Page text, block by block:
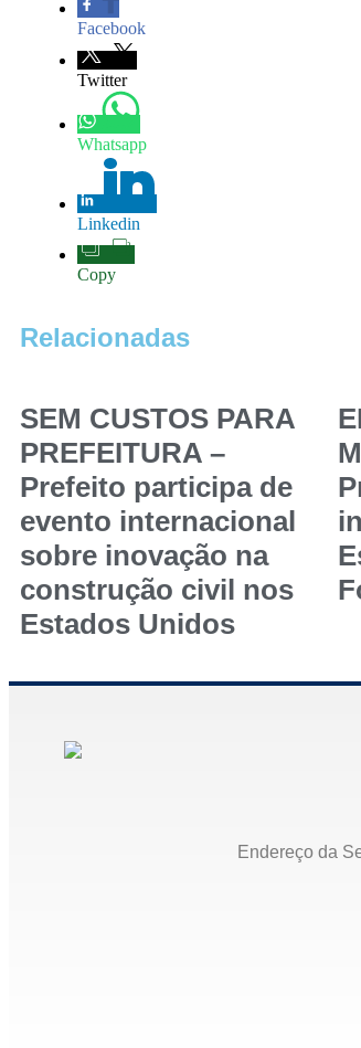
Facebook
Twitter
Whatsapp
Linkedin
Copy
Relacionadas
SEM CUSTOS PARA
PREFEITURA –
Prefeito participa de
evento internacional
sobre inovação na
construção civil nos
Estados Unidos
Endereço da